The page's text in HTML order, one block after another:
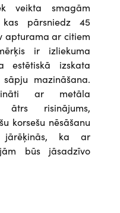
veikta smagām
kas pārsniedz 45
apturama ar citiem
ir izliekuma
estētiskā izskata
mazināšana.
ar metāla
risinājums,
korsešu nēsāšanu
jārēķinās, ka ar
būs jāsadzīvo